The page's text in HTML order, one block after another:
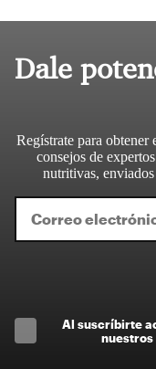
Dale
Regístrate para obtener
consejos de
nutritivas,
Al suscríbirte
nuestros